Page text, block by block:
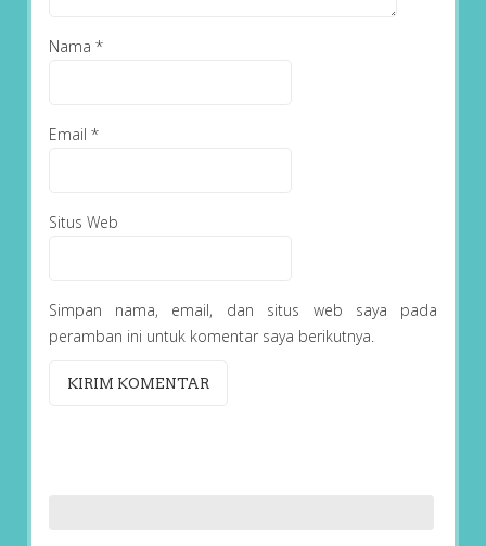
Nama *
Email *
Situs Web
Simpan nama, email, dan situs web saya pada
peramban ini untuk komentar saya berikutnya.